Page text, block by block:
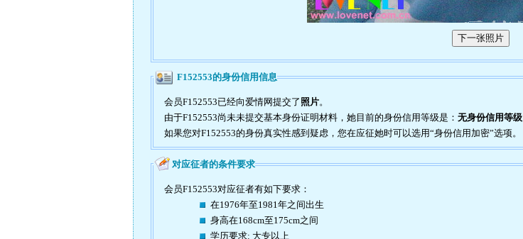
F152553的身份信用信息
会员F152553已经向爱情网提交了 照片。
由于F152553尚未未提交基本身份证明材料，她目前的身份信用等级是： 无身份信用等级
如果您对F152553的身份真实性感到疑虑，您在应征她时可以选用“身份信用加密”选项。
对应征者的条件要求
会员F152553对应征者有如下要求：
在1976年至1981年之间出生
身高在168cm至175cm之间
学历要求: 大专以上